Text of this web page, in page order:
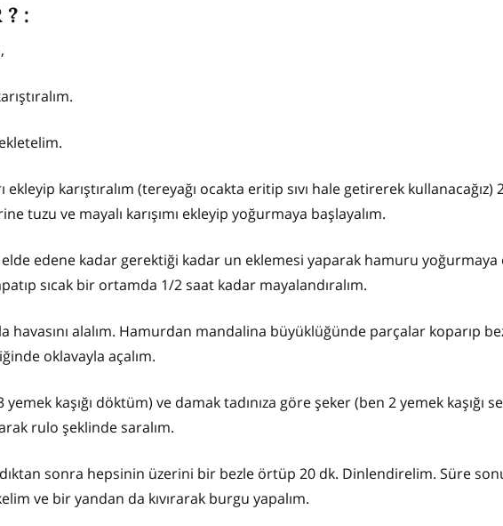
? :
ekleyip karıştıralım (tereyağı ocakta eritip sıvı hale getirerek kullanacağız)
tuzu ve mayalı karışımı ekleyip yoğurmaya başlayalım.
elde edene kadar gerektiği kadar un eklemesi yaparak hamuru yoğurmaya
sıcak bir ortamda 1/2 saat kadar mayalandıralım.
havasını alalım. Hamurdan mandalina büyüklüğünde parçalar koparıp
oklavayla açalım.
kaşığı döktüm) ve damak tadınıza göre şeker (ben 2 yemek kaşığı
rulo şeklinde saralım.
sonra hepsinin üzerini bir bezle örtüp 20 dk. Dinlendirelim. Süre
ve bir yandan da kıvırarak burgu yapalım.